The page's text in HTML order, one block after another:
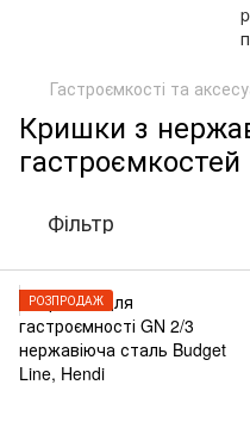
Гастроємкості та
Кришки з
гастроємкостей
Фільтр
РОЗПРОДАЖ